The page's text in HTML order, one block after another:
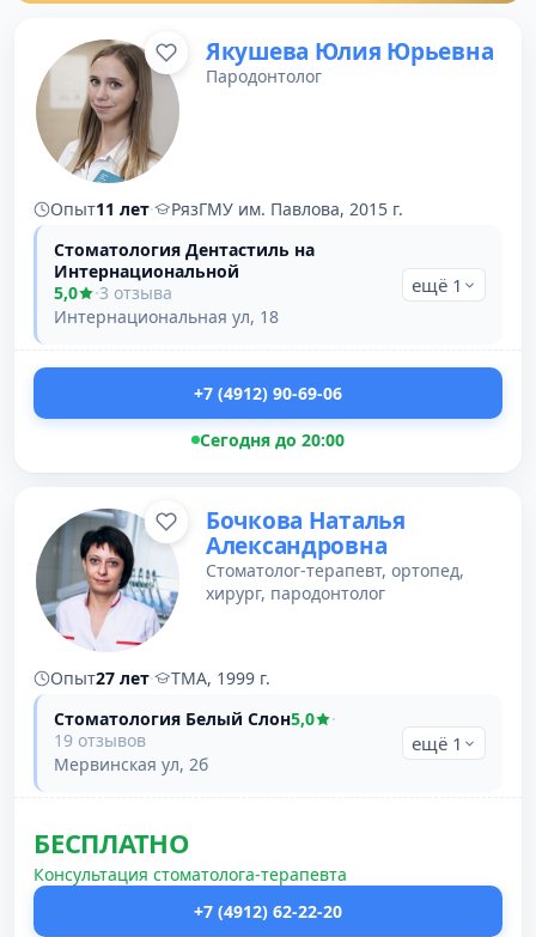
Якушева Юлия Юрьевна
Пародонтолог
Опыт11 лет·
РязГМУ им. Павлова, 2015 г.
Стоматология Дентастиль на
Интернациональной
5,0
·3 отзыва
Интернациональная ул, 18
ещё 1
+7 (4912) 90-69-06
Сегодня до 20:00
Бочкова Наталья
Александровна
Стоматолог-терапевт, ортопед,
хирург, пародонтолог
Опыт27 лет·
ТМА, 1999 г.
Стоматология Белый Слон5,0
·
19 отзывов
Мервинская ул, 2б
ещё 1
БЕСПЛАТНО
Консультация стоматолога-терапевта
+7 (4912) 62-22-20